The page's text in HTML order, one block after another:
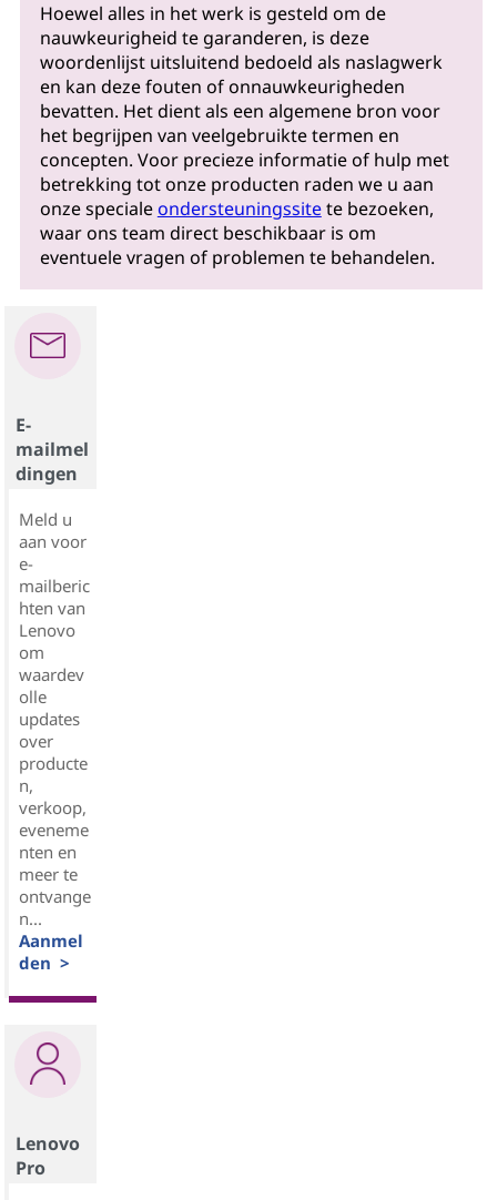
Hoewel alles in het werk is gesteld om de
nauwkeurigheid te garanderen, is deze
woordenlijst uitsluitend bedoeld als naslagwerk
en kan deze fouten of onnauwkeurigheden
bevatten. Het dient als een algemene bron voor
het begrijpen van veelgebruikte termen en
concepten. Voor precieze informatie of hulp met
betrekking tot onze producten raden we u aan
onze specialeondersteuningssitete bezoeken,
waar ons team direct beschikbaar is om
eventuele vragen of problemen te behandelen.
E-
mailmel
dingen
Meld u
aan voor
e-
mailberic
hten van
Lenovo
om
waardev
olle
updates
over
producte
n,
verkoop,
eveneme
nten en
meer te
ontvange
n...
Aanmel
den >
Lenovo
Pro